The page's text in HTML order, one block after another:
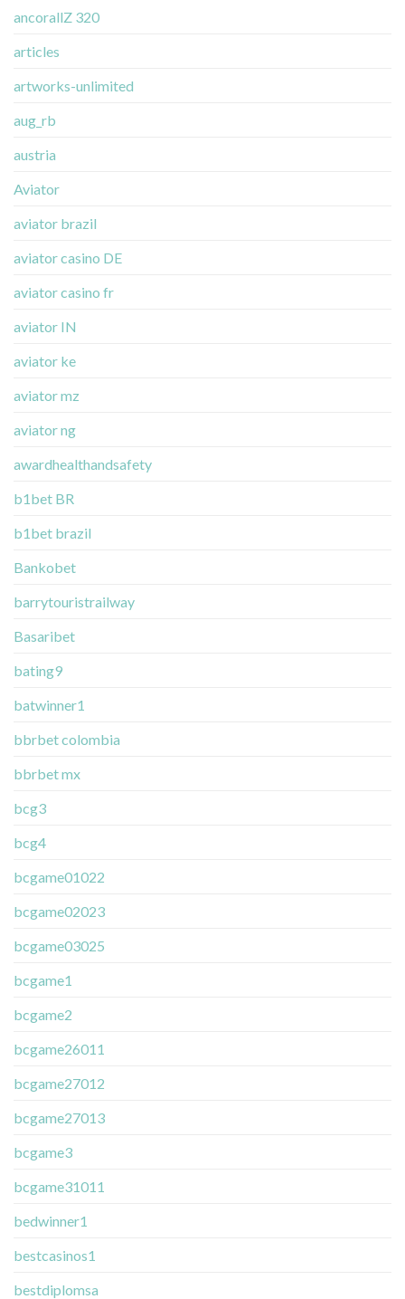
ancorallZ 320
articles
artworks-unlimited
aug_rb
austria
Aviator
aviator brazil
aviator casino DE
aviator casino fr
aviator IN
aviator ke
aviator mz
aviator ng
awardhealthandsafety
b1bet BR
b1bet brazil
Bankobet
barrytouristrailway
Basaribet
bating9
batwinner1
bbrbet colombia
bbrbet mx
bcg3
bcg4
bcgame01022
bcgame02023
bcgame03025
bcgame1
bcgame2
bcgame26011
bcgame27012
bcgame27013
bcgame3
bcgame31011
bedwinner1
bestcasinos1
bestdiplomsa